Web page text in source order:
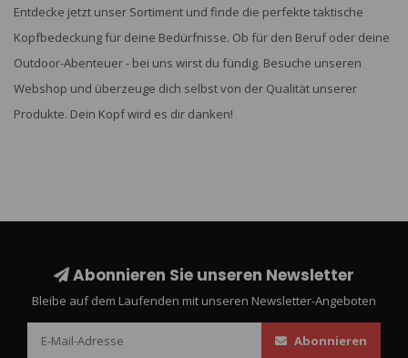
Entdecke jetzt unser Sortiment und finde die perfekte taktische
Kopfbedeckung für deine Bedürfnisse. Ob für den Beruf oder deine
Outdoor-Abenteuer - bei uns wirst du fündig. Besuche unseren
Webshop und überzeuge dich selbst von der Qualität unserer
Produkte. Dein Kopf wird es dir danken!
Abonnieren Sie unseren Newsletter
Bleibe auf dem Laufenden mit unseren Newsletter-Angeboten
Abonnieren